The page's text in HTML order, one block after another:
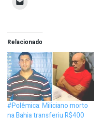
Relacionado
#Polêmica: Miliciano morto
na Bahia transferiu R$400